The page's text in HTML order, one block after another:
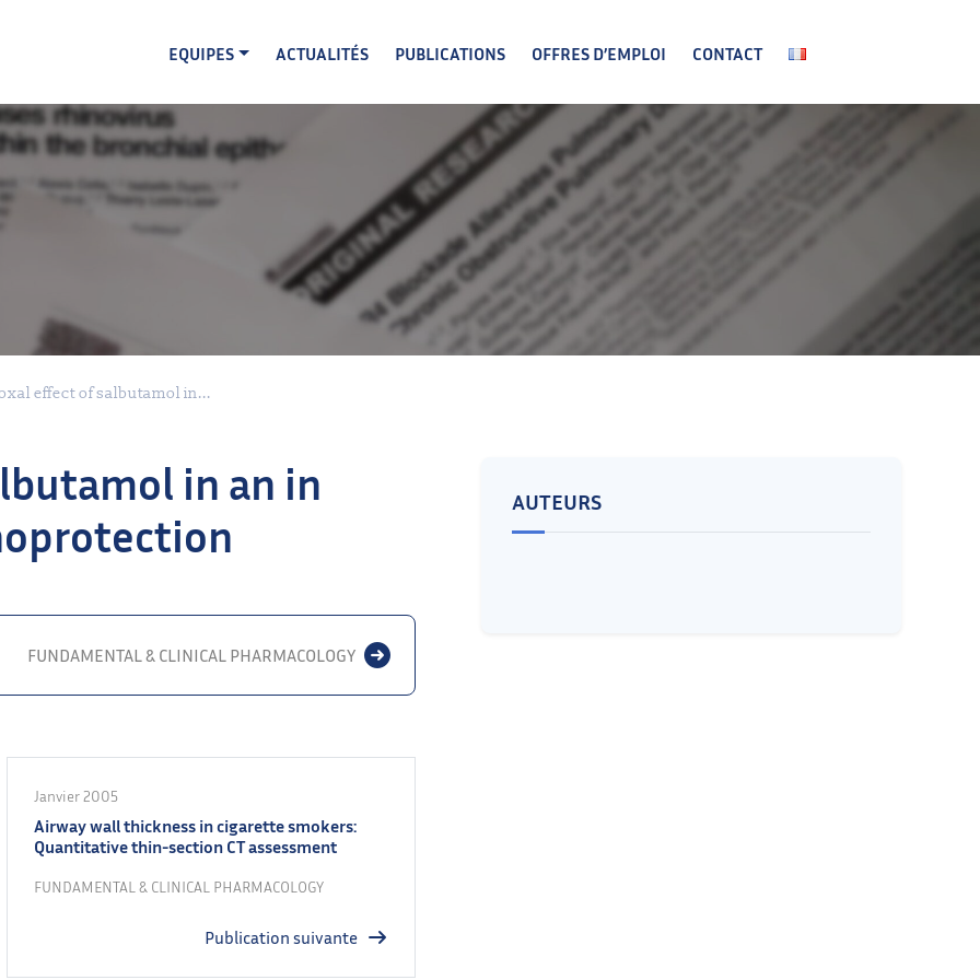
EQUIPES
ACTUALITÉS PUBLICATIONS OFFRES D’EMPLOI CONTACT
effect of salbutamol in...
in an in
FUNDAMENTAL & CLINICAL PHARMACOLOGY
Janvier 2005
Airway wall thickness in cigarette smokers:
Quantitative thin-section CT assessment
FUNDAMENTAL & CLINICAL PHARMACOLOGY
Publication suivante
AUTEURS